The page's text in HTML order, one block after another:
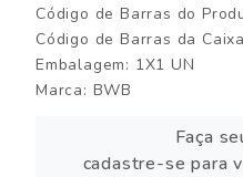
Código de Barras do
Código de Barras da
Embalagem: 1X1 UN
Marca: BWB
Faça
cadastre-se para